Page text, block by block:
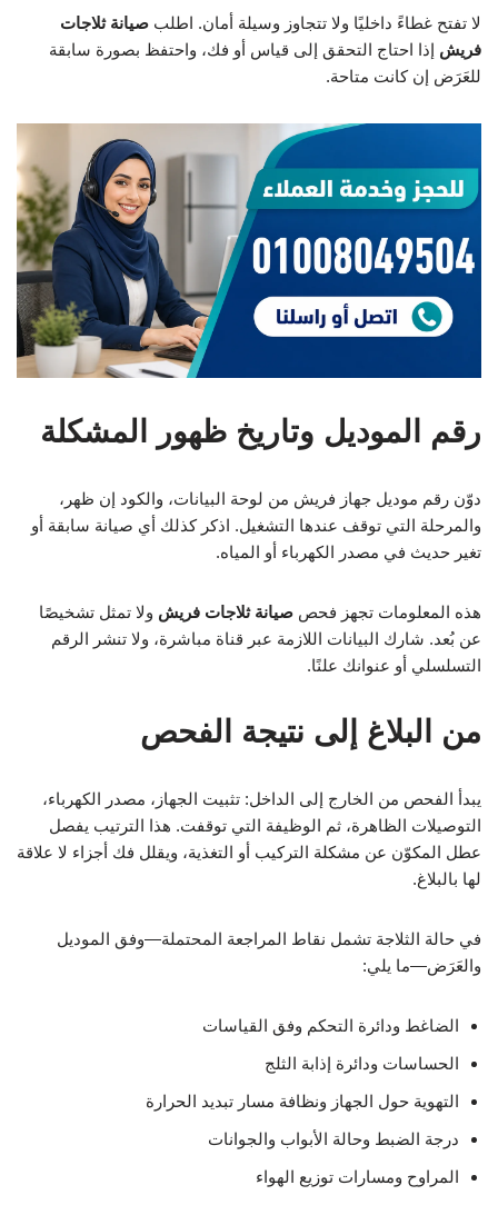
لا تفتح غطاءً داخليًا ولا تتجاوز وسيلة أمان. اطلب صيانة ثلاجات
فريش إذا احتاج التحقق إلى قياس أو فك، واحتفظ بصورة سابقة
للعَرَض إن كانت متاحة.
رقم الموديل وتاريخ ظهور المشكلة
دوّن رقم موديل جهاز فريش من لوحة البيانات، والكود إن ظهر،
والمرحلة التي توقف عندها التشغيل. اذكر كذلك أي صيانة سابقة أو
تغير حديث في مصدر الكهرباء أو المياه.
هذه المعلومات تجهز فحص صيانة ثلاجات فريش ولا تمثل تشخيصًا
عن بُعد. شارك البيانات اللازمة عبر قناة مباشرة، ولا تنشر الرقم
التسلسلي أو عنوانك علنًا.
من البلاغ إلى نتيجة الفحص
يبدأ الفحص من الخارج إلى الداخل: تثبيت الجهاز، مصدر الكهرباء،
التوصيلات الظاهرة، ثم الوظيفة التي توقفت. هذا الترتيب يفصل
عطل المكوّن عن مشكلة التركيب أو التغذية، ويقلل فك أجزاء لا علاقة
لها بالبلاغ.
في حالة الثلاجة تشمل نقاط المراجعة المحتملة—وفق الموديل
والعَرَض—ما يلي:
الضاغط ودائرة التحكم وفق القياسات
الحساسات ودائرة إذابة الثلج
التهوية حول الجهاز ونظافة مسار تبديد الحرارة
درجة الضبط وحالة الأبواب والجوانات
المراوح ومسارات توزيع الهواء